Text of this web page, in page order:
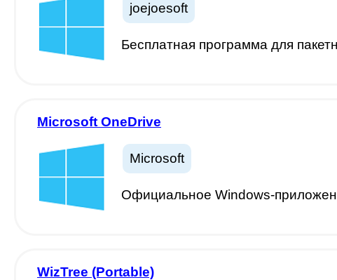
joejoesoft
Бесплатная программа для
Microsoft OneDrive
Microsoft
Официальное Windows-
WizTree (Portable)